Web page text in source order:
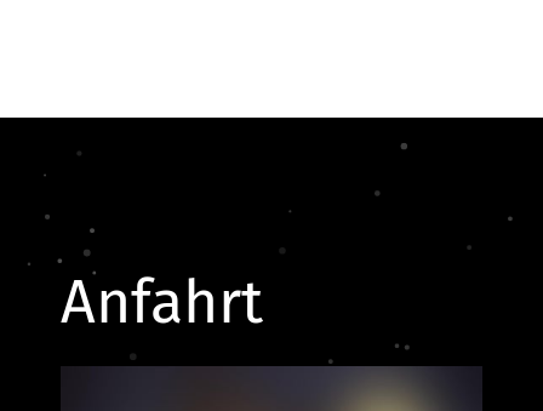
Anfahrt